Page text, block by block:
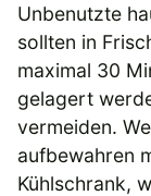
Unbenutzte
sollten in
maximal 30
gelagert
vermeiden.
aufbewahren
Kühlschrank,